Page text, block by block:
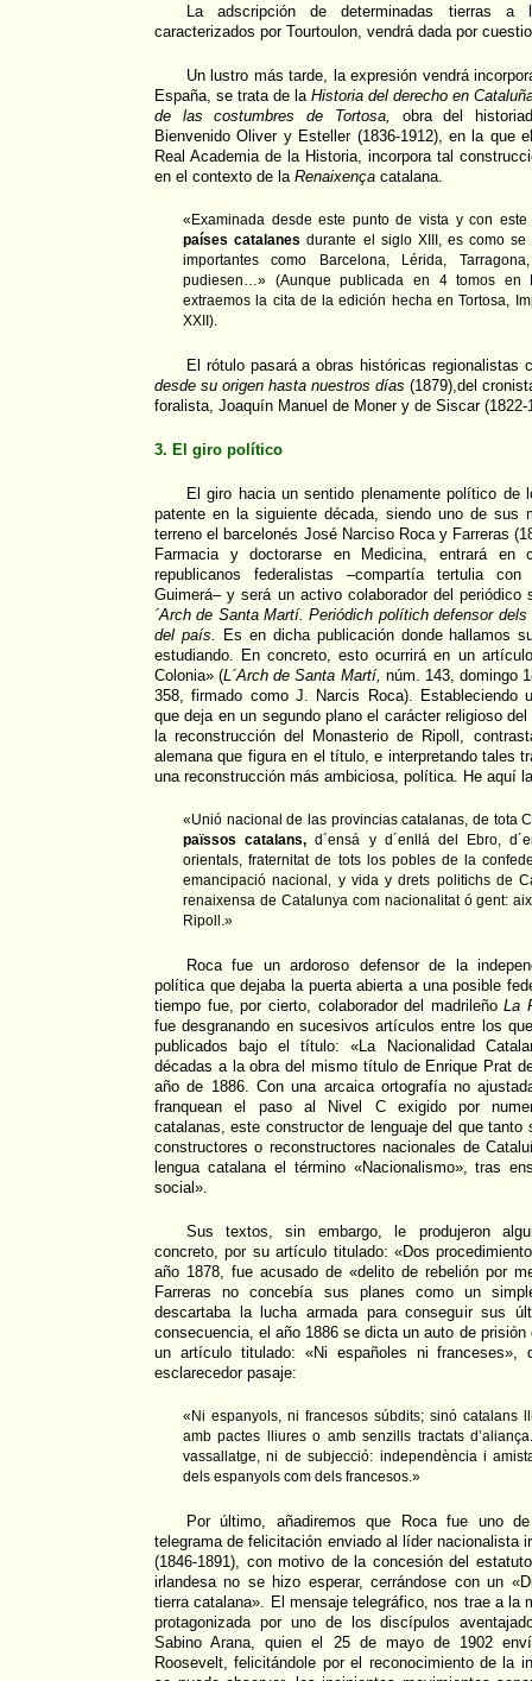
La adscripción de determinadas tierras
caracterizados por Tourtoulon, vendrá dada por
Un lustro más tarde, la expresión vendrá
España, se trata de la Historia del derecho en
de las costumbres de Tortosa,
obra del
Bienvenido Oliver y Esteller (1836-1912), en la que
Real Academia de la Historia, incorpora tal
en el contexto de la Renaixença catalana.
«Examinada desde este punto de vista y con
países catalanes durante el siglo XIII, es como
importantes como Barcelona, Lérida,
pudiesen…» (Aunque publicada en 4 tomos en
extraemos la cita de la edición hecha en Tortosa,
XXII).
El rótulo pasará a obras históricas regionalistas
desde su origen hasta nuestros días (1879),del
foralista, Joaquín Manuel de Moner y de Siscar (1822-
3. El giro político
El giro hacia un sentido plenamente político de
patente en la siguiente década, siendo uno de sus
terreno el barcelonés José Narciso Roca y Farreras
Farmacia y doctorarse en Medicina, entrará en
republicanos federalistas –compartía tertulia
Guimerá– y será un activo colaborador del
´Arch de Santa Martí. Periódich polítich defensor
del país.
Es en dicha publicación donde hallamos
estudiando. En concreto, esto ocurrirá en un
Colonia» (L´Arch de Santa Martí, núm. 143, domingo
358, firmado como J. Narcis Roca). Estableciendo
que deja en un segundo plano el carácter religioso
la reconstrucción del Monasterio de Ripoll,
alemana que figura en el título, e interpretando tales
una reconstrucción más ambiciosa, política. He aquí
«Unió nacional de las provincias catalanas, de tota
païssos catalans, d´ensá y d´enllá del Ebro,
orientals, fraternitat de tots los pobles de la
emancipació nacional, y vida y drets politichs de
renaixensa de Catalunya com nacionalitat ó gent:
Ripoll.»
Roca fue un ardoroso defensor de la
política que dejaba la puerta abierta a una posible
tiempo fue, por cierto, colaborador del madrileñoLa
fue desgranando en sucesivos artículos entre los
publicados bajo el título: «La Nacionalidad
décadas a la obra del mismo título de Enrique Prat
año de 1886. Con una arcaica ortografía no
franquean el paso al Nivel C exigido por
catalanas, este constructor de lenguaje del que tanto
constructores o reconstructores nacionales de
lengua catalana el término «Nacionalismo», tras
social».
Sus textos, sin embargo, le produjeron
concreto, por su artículo titulado: «Dos
año 1878, fue acusado de «delito de rebelión por
Farreras no concebía sus planes como un
descartaba la lucha armada para conseguir sus
consecuencia, el año 1886 se dicta un auto de
un artículo titulado: «Ni españoles ni franceses»,
esclarecedor pasaje:
«Ni espanyols, ni francesos súbdits; sinó catalans
amb pactes lliures o amb senzills tractats
vassallatge, ni de subjecció: independència i
dels espanyols com dels francesos.»
Por último, añadiremos que Roca fue uno
telegrama de felicitación enviado al líder nacionalista
(1846-1891), con motivo de la concesión del
irlandesa no se hizo esperar, cerrándose con un
tierra catalana». El mensaje telegráfico, nos trae a la
protagonizada por uno de los discípulos
Sabino Arana, quien el 25 de mayo de 1902
Roosevelt, felicitándole por el reconocimiento de la